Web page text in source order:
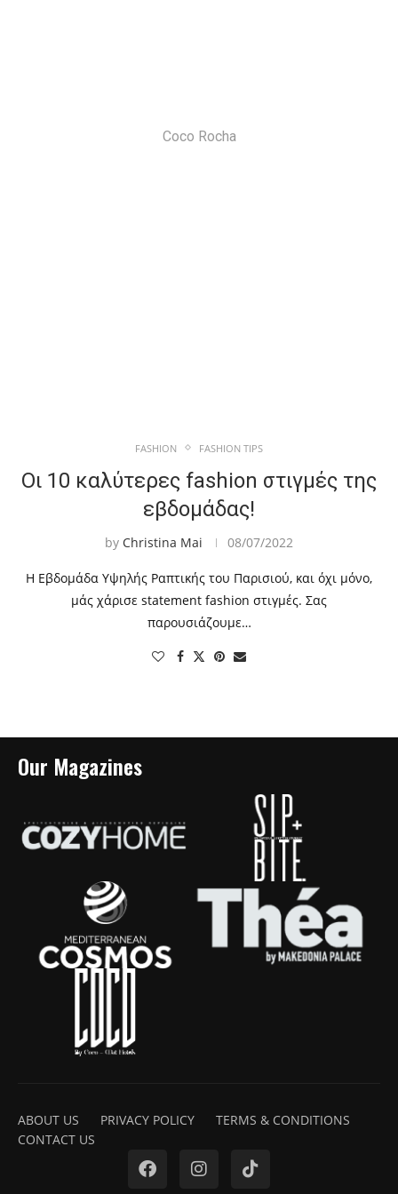
Coco Rocha
FASHION FASHION TIPS
Οι 10 καλύτερες fashion στιγμές της
εβδομάδας!
by Christina Mai 08/07/2022
Η Εβδομάδα Υψηλής Ραπτικής του Παρισιού, και όχι μόνο,
μάς χάρισε statement fashion στιγμές. Σας
παρουσιάζουμε…
Our Magazines
ABOUT US PRIVACY POLICY
TERMS & CONDITIONS
CONTACT US